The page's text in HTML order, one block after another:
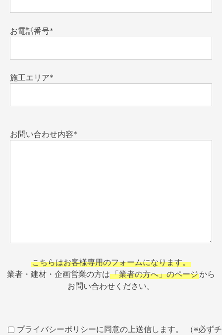
お電話番号*
施工エリア*
お問い合わせ内容*
こちらはお客様専用のフォームになります。
業者・建材・企画営業の方は「業者の方へ」のページから
お問い合わせください。
プライバシーポリシーに同意の上送信します。 （※必ずチ